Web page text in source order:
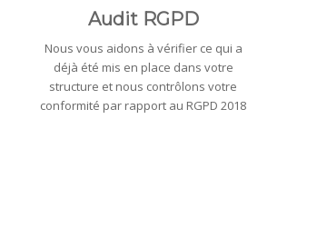
Audit RGPD
Nous vous aidons à vérifier ce qui a
déjà été mis en place dans votre
structure et nous contrôlons votre
conformité par rapport au RGPD 2018